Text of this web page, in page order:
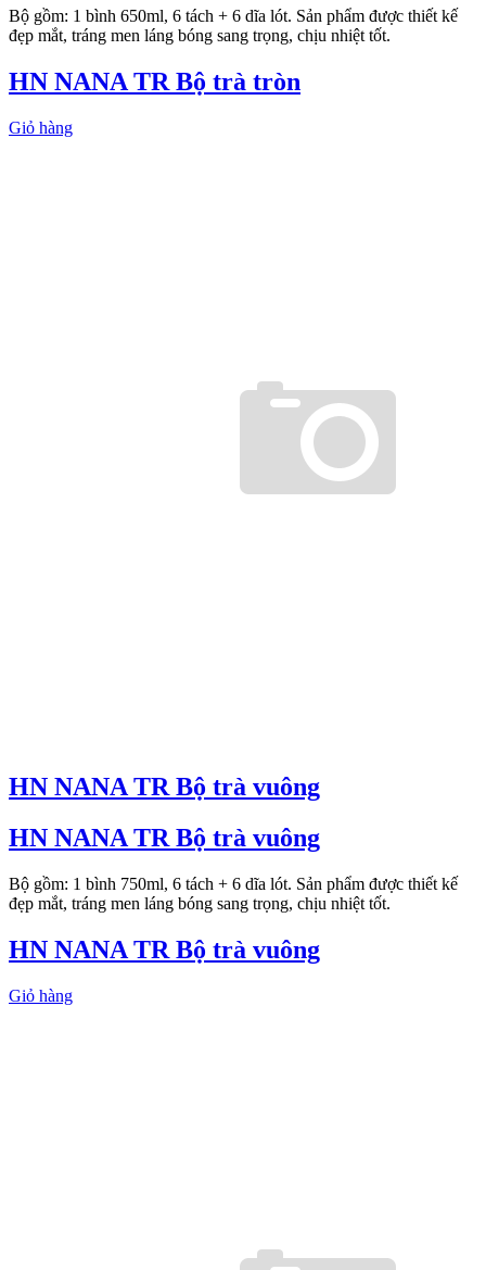
Bộ gồm: 1 bình 650ml, 6 tách + 6 dĩa lót. Sản phẩm được thiết kế
đẹp mắt, tráng men láng bóng sang trọng, chịu nhiệt tốt.
HN NANA TR Bộ trà tròn
Giỏ hàng
HN NANA TR Bộ trà vuông
HN NANA TR Bộ trà vuông
Bộ gồm: 1 bình 750ml, 6 tách + 6 dĩa lót. Sản phẩm được thiết kế
đẹp mắt, tráng men láng bóng sang trọng, chịu nhiệt tốt.
HN NANA TR Bộ trà vuông
Giỏ hàng